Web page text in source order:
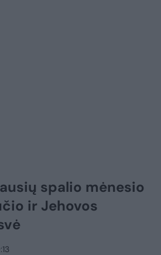
spalio mėnesio
ir Jehovos